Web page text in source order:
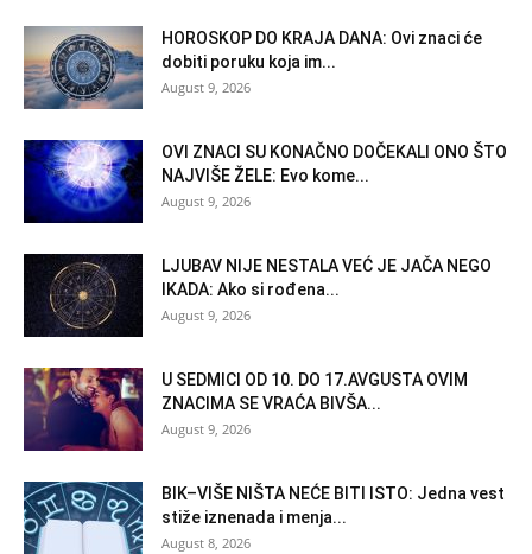
HOROSKOP DO KRAJA DANA: Ovi znaci će
dobiti poruku koja im...
August 9, 2026
OVI ZNACI SU KONAČNO DOČEKALI ONO ŠTO
NAJVIŠE ŽELE: Evo kome...
August 9, 2026
LJUBAV NIJE NESTALA VEĆ JE JAČA NEGO
IKADA: Ako si rođena...
August 9, 2026
U SEDMICI OD 10. DO 17.AVGUSTA OVIM
ZNACIMA SE VRAĆA BIVŠA...
August 9, 2026
BIK–VIŠE NIŠTA NEĆE BITI ISTO: Jedna vest
stiže iznenada i menja...
August 8, 2026